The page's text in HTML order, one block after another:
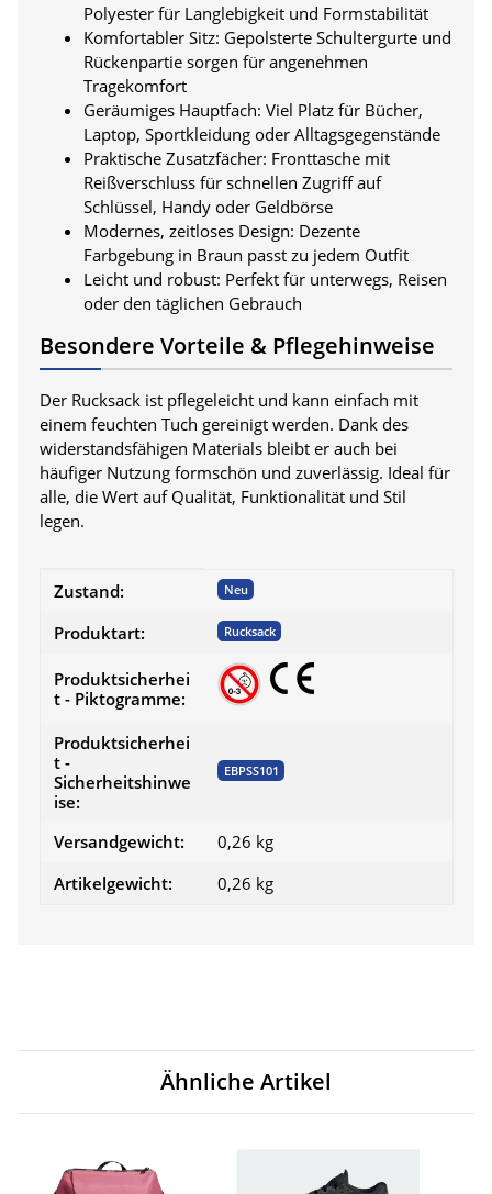
Polyester für Langlebigkeit und Formstabilität
Komfortabler Sitz: Gepolsterte Schultergurte und
Rückenpartie sorgen für angenehmen
Tragekomfort
Geräumiges Hauptfach: Viel Platz für Bücher,
Laptop, Sportkleidung oder Alltagsgegenstände
Praktische Zusatzfächer: Fronttasche mit
Reißverschluss für schnellen Zugriff auf
Schlüssel, Handy oder Geldbörse
Modernes, zeitloses Design: Dezente
Farbgebung in Braun passt zu jedem Outfit
Leicht und robust: Perfekt für unterwegs, Reisen
oder den täglichen Gebrauch
Besondere Vorteile & Pflegehinweise
Der Rucksack ist pflegeleicht und kann einfach mit
einem feuchten Tuch gereinigt werden. Dank des
widerstandsfähigen Materials bleibt er auch bei
häufiger Nutzung formschön und zuverlässig. Ideal für
alle, die Wert auf Qualität, Funktionalität und Stil
legen.
Produkteigenschaft
Wert
Zustand: Neu
Produktart: Rucksack
Produktsicherhei
t - Piktogramme:
Produktsicherhei
t -
Sicherheitshinwe
ise:
EBPSS101
Versandgewicht:
0,26 kg
Artikelgewicht:
0,26 kg
Ähnliche Artikel